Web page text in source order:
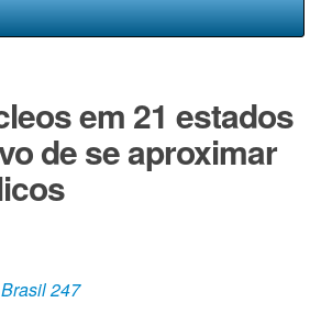
em 21 estados
de se aproximar
Brasil 247